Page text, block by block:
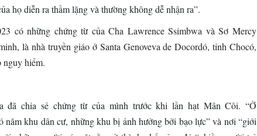
họ diễn ra thầm lặng và thường không dễ nhận ra”.
có những chứng từ của Cha Lawrence Ssimbwa và Sơ Mercy
là nhà truyền giáo ở Santa Genoveva de Docordó, tỉnh Chocó,
nguy hiểm.
đã chia sẻ chứng từ của mình trước khi lần hạt Mân Côi. “Ở
năm khu dân cư, những khu bị ảnh hưởng bởi bạo lực” và nơi “giới